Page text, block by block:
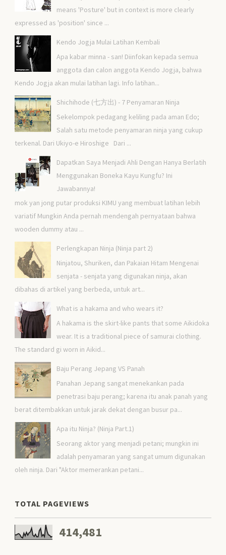
means 'Posture' but in context is more clearly
expressed as 'position' since ...
Kendo Jogja Mulai Latihan Kembali
Apa kabar minna - san! Diinfokan kepada semua
anggota dan calon anggota Kendo Jogja, bahwa
Kendo Jogja akan mulai latihan lagi. Info latihan...
Shichihode (七方出) - 7 Penyamaran Ninja
Sekelompok pedagang keliling pada aman Edo;
Salah satu metode penyamaran ninja yang cukup
terkenal. Dari Ukiyo-e Hiroshige Dari ...
Dapatkan Saya Menjadi Ahli Dengan Hanya Berlatih
Menggunakan Boneka Kayu Kungfu? Ini
Jawabannya!
mok yan jong putar produksi KIMU yang membuat latihan lebih
variatif Mungkin Anda pernah mendengah pernyataan bahwa
wooden dummy atau ...
Perlengkapan Ninja (Ninja part 2)
Ninjatou, Shuriken, dan Pakaian Hitam Mengenai
senjata - senjata yang digunakan ninja, akan
dibahas di artikel yang berbeda, untuk art...
What is a hakama and who wears it?
A hakama is the skirt-like pants that some Aikidoka
wear. It is a traditional piece of samurai clothing.
The standard gi worn in Aikid...
Baju Perang Jepang VS Panah
Panahan Jepang sangat menekankan pada
penetrasi baju perang; karena itu anak panah yang
berat ditembakkan untuk jarak dekat dengan busur pa...
Apa itu Ninja? (Ninja Part.1)
Seorang aktor yang menjadi petani; mungkin ini
adalah penyamaran yang sangat umum digunakan
oleh ninja. Dari "Aktor memerankan petani...
TOTAL PAGEVIEWS
414,481